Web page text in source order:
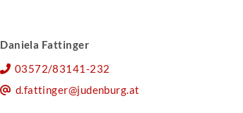
Daniela Fattinger
03572/83141-232
d.fattinger@judenburg.at